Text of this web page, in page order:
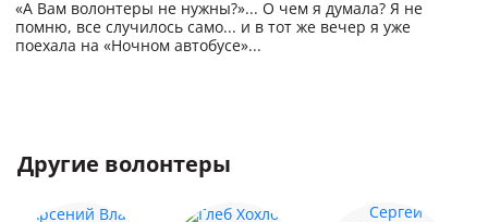
«А Вам волонтеры не нужны?»... О чем я думала? Я не
помню, все случилось само... и в тот же вечер я уже
поехала на «Ночном автобусе»...
Другие волонтеры